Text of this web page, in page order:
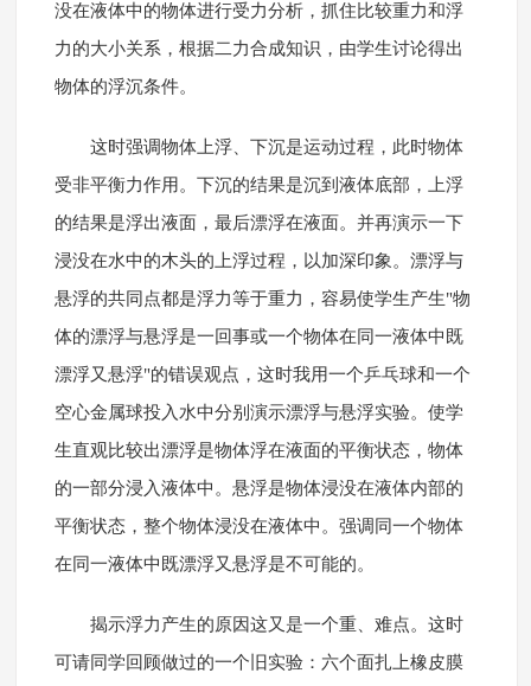
没在液体中的物体进行受力分析，抓住比较重力和浮
力的大小关系，根据二力合成知识，由学生讨论得出
物体的浮沉条件。
这时强调物体上浮、下沉是运动过程，此时物体
受非平衡力作用。下沉的结果是沉到液体底部，上浮
的结果是浮出液面，最后漂浮在液面。并再演示一下
浸没在水中的木头的上浮过程，以加深印象。漂浮与
悬浮的共同点都是浮力等于重力，容易使学生产生"物
体的漂浮与悬浮是一回事或一个物体在同一液体中既
漂浮又悬浮"的错误观点，这时我用一个乒乓球和一个
空心金属球投入水中分别演示漂浮与悬浮实验。使学
生直观比较出漂浮是物体浮在液面的平衡状态，物体
的一部分浸入液体中。悬浮是物体浸没在液体内部的
平衡状态，整个物体浸没在液体中。强调同一个物体
在同一液体中既漂浮又悬浮是不可能的。
揭示浮力产生的原因这又是一个重、难点。这时
可请同学回顾做过的一个旧实验：六个面扎上橡皮膜